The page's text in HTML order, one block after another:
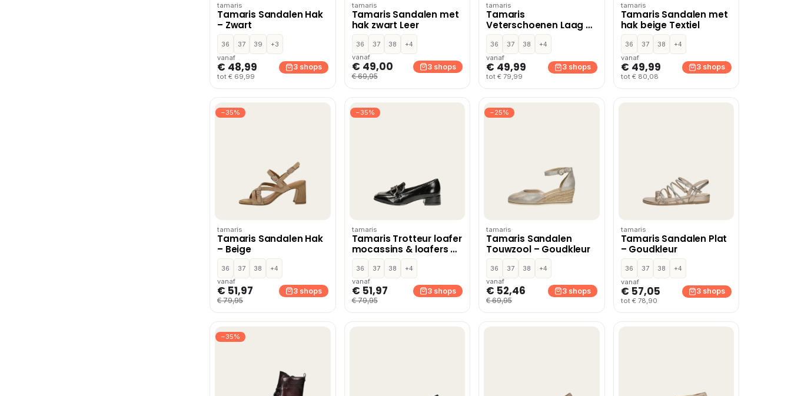
tamaris
Tamaris Sandalen Hak
– Zwart
36 37 39
+3
vanaf
€ 48,99
tot € 69,99
3 shops
tamaris
Tamaris Sandalen met
hak zwart Leer
36 37 38
+4
vanaf
€ 49,00
€ 69,95
3 shops
tamaris
Tamaris
Veterschoenen Laag –
Zwart
36 37 38
+4
vanaf
€ 49,99
tot € 79,99
3 shops
tamaris
Tamaris Sandalen met
hak beige Textiel
36 37 38
+4
vanaf
€ 49,99
tot € 80,08
3 shops
−35%
tamaris
Tamaris Sandalen Hak
– Beige
36 37 38
+4
vanaf
€ 51,97
€ 79,95
3 shops
−35%
tamaris
Tamaris Trotteur loafer
mocassins & loafers –
Zwart
36 37 38
+4
vanaf
€ 51,97
€ 79,95
3 shops
−25%
tamaris
Tamaris Sandalen
Touwzool – Goudkleur
36 37 38
+4
vanaf
€ 52,46
€ 69,95
3 shops
tamaris
Tamaris Sandalen Plat
– Goudkleur
36 37 38
+4
vanaf
€ 57,05
tot € 78,90
3 shops
−35%